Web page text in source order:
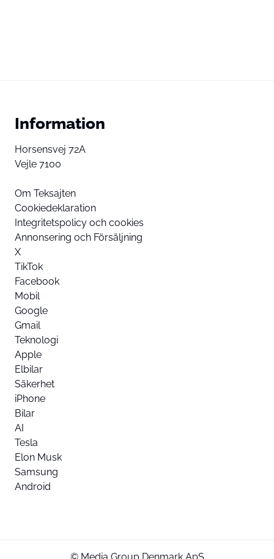
Information
Horsensvej 72A
Vejle 7100
Om Teksajten
Cookiedeklaration
Integritetspolicy och cookies
Annonsering och Försäljning
X
TikTok
Facebook
Mobil
Google
Gmail
Teknologi
Apple
Elbilar
Säkerhet
iPhone
Bilar
AI
Tesla
Elon Musk
Samsung
Android
© Media Group Denmark ApS